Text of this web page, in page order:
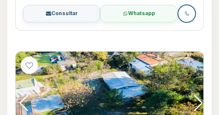
Consultar Whatsapp